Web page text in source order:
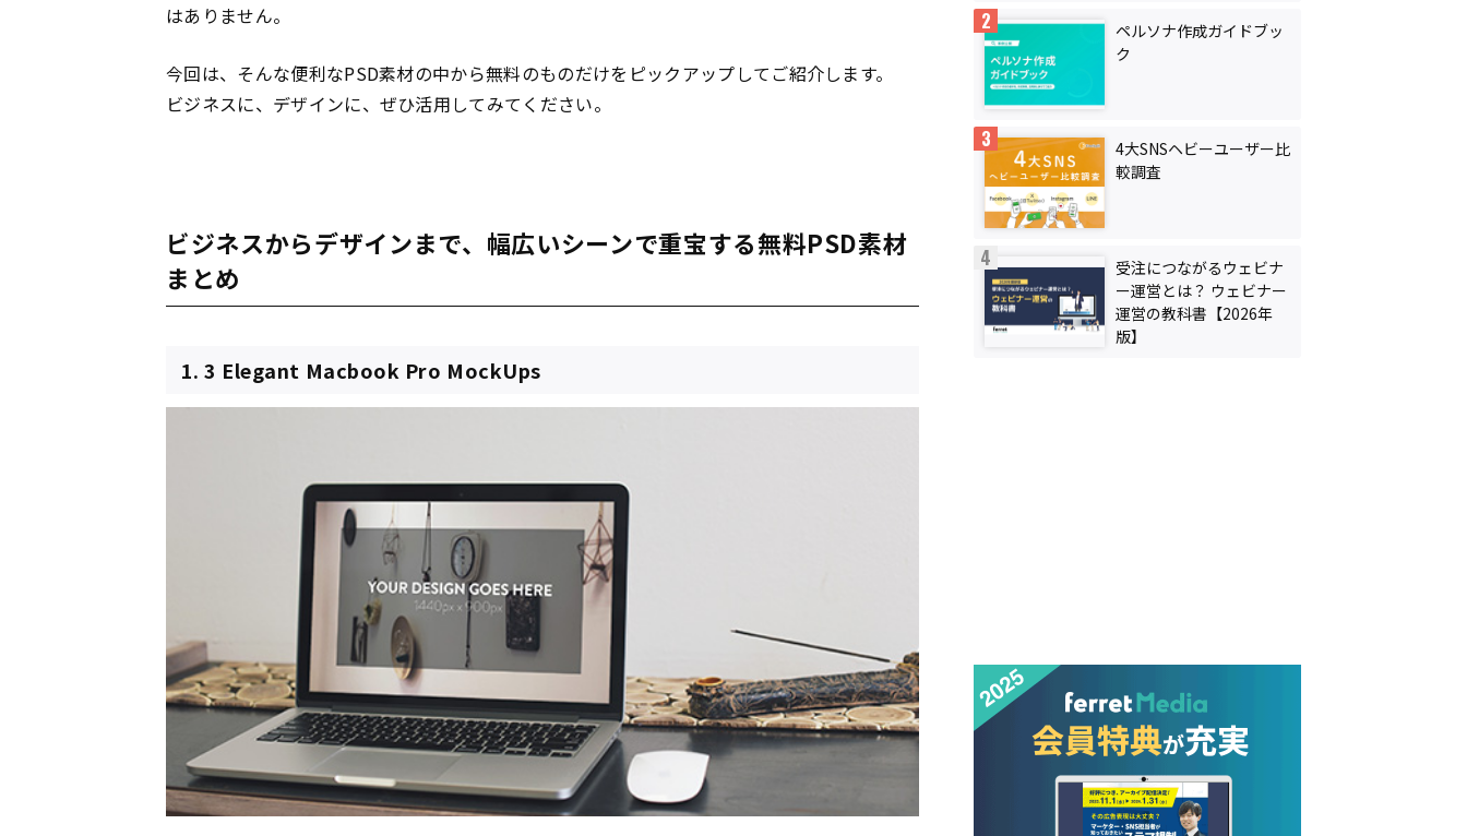
はありません。
今回は、そんな便利なPSD素材の中から無料のものだけをピックアップしてご紹介します。
ビジネスに、デザインに、ぜひ活用してみてください。
ビジネスからデザインまで、幅広いシーンで重宝する無料PSD素材
まとめ
1. 3 Elegant Macbook Pro MockUps
ペルソナ作成ガイドブッ
ク
4大SNSヘビーユーザー比
較調査
受注につながるウェビナ
ー運営とは？ ウェビナー
運営の教科書【2026年
版】